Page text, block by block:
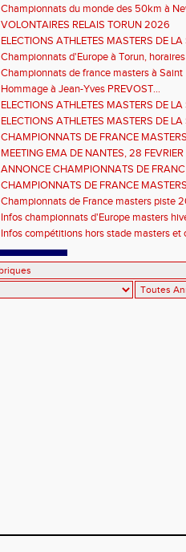
Championnats du monde des 50km à
Sébastien DOUMENC.
VOLONTAIRES RELAIS TORUN 2026
ELECTIONS ATHLETES MASTERS DE
2ème vote : athlètes hommes.
Championnats d'Europe à Torun,
informations...
Championnats de france masters à Saint
février 2026.
Hommage à Jean-Yves PREVOST...
ELECTIONS ATHLETES MASTERS DE
vote : athlètes femmes.
ELECTIONS ATHLETES MASTERS DE
CHAMPIONNATS DE FRANCE
informations sur les inscriptions et report
MEETING EMA DE NANTES, 28
ANNONCE CHAMPIONNATS DE
ÉPREUVES COMBINÉES ET ÉPREUVES
CHAMPIONNATS DE FRANCE
2026, site de l'organisation.
Championnats de France masters piste
Infos championnats d'Europe masters
Infos compétitions hors stade masters et